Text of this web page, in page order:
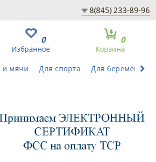
8(845) 233-89-96
Корзина
0
Избранное
0
и мячи Для спорта Для беременных